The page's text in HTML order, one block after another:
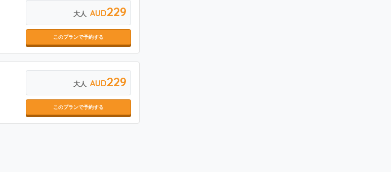
大人 AUD229
このプランで予約する
大人 AUD229
このプランで予約する